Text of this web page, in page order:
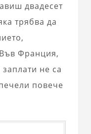
двадесет
трябва да
Франция,
не са
повече